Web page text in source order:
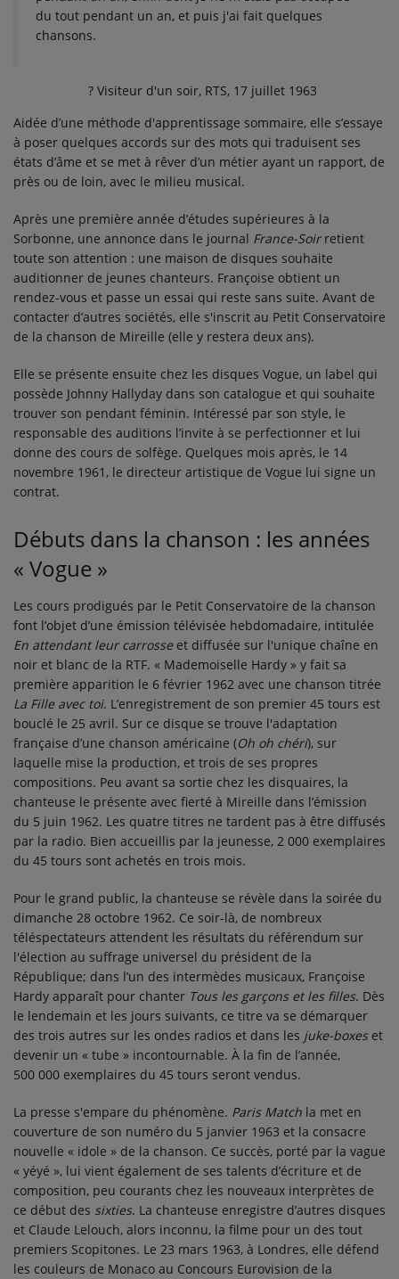
du tout pendant un an, et puis j'ai fait quelques
chansons.
? Visiteur d'un soir, RTS, 17 juillet 1963
Aidée d’une méthode d'apprentissage sommaire, elle s’essaye
à poser quelques accords sur des mots qui traduisent ses
états d’âme et se met à rêver d’un métier ayant un rapport, de
près ou de loin, avec le milieu musical.
Après une première année d’études supérieures à la
Sorbonne, une annonce dans le journal France-Soirretient
toute son attention : une maison de disques souhaite
auditionner de jeunes chanteurs. Françoise obtient un
rendez-vous et passe un essai qui reste sans suite. Avant de
contacter d’autres sociétés, elle s'inscrit au Petit Conservatoire
de la chanson de Mireille (elle y restera deux ans).
Elle se présente ensuite chez les disques Vogue, un label qui
possède Johnny Hallyday dans son catalogue et qui souhaite
trouver son pendant féminin. Intéressé par son style, le
responsable des auditions l’invite à se perfectionner et lui
donne des cours de solfège. Quelques mois après, le 14
novembre 1961, le directeur artistique de Vogue lui signe un
contrat.
Débuts dans la chanson : les années
« Vogue »
Les cours prodigués par le Petit Conservatoire de la chanson
font l’objet d’une émission télévisée hebdomadaire, intitulée
En attendant leur carrosseet diffusée sur l'unique chaîne en
noir et blanc de la RTF. « Mademoiselle Hardy » y fait sa
première apparition le 6 février 1962 avec une chanson titrée
La Fille avec toi. L’enregistrement de son premier 45 tours est
bouclé le 25 avril. Sur ce disque se trouve l'adaptation
française d’une chanson américaine (Oh oh chéri), sur
laquelle mise la production, et trois de ses propres
compositions. Peu avant sa sortie chez les disquaires, la
chanteuse le présente avec fierté à Mireille dans l’émission
du 5 juin 1962. Les quatre titres ne tardent pas à être diffusés
par la radio. Bien accueillis par la jeunesse, 2 000 exemplaires
du 45 tours sont achetés en trois mois.
Pour le grand public, la chanteuse se révèle dans la soirée du
dimanche 28 octobre 1962. Ce soir-là, de nombreux
téléspectateurs attendent les résultats du référendum sur
l'élection au suffrage universel du président de la
République; dans l’un des intermèdes musicaux, Françoise
Hardy apparaît pour chanter Tous les garçons et les filles. Dès
le lendemain et les jours suivants, ce titre va se démarquer
des trois autres sur les ondes radios et dans les juke-boxeset
devenir un « tube » incontournable. À la fin de l’année,
500 000 exemplaires du 45 tours seront vendus.
La presse s'empare du phénomène. Paris Match la met en
couverture de son numéro du 5 janvier 1963 et la consacre
nouvelle « idole » de la chanson. Ce succès, porté par la vague
« yéyé », lui vient également de ses talents d’écriture et de
composition, peu courants chez les nouveaux interprètes de
ce début des sixties. La chanteuse enregistre d’autres disques
et Claude Lelouch, alors inconnu, la filme pour un des tout
premiers Scopitones. Le 23 mars 1963, à Londres, elle défend
les couleurs de Monaco au Concours Eurovision de la